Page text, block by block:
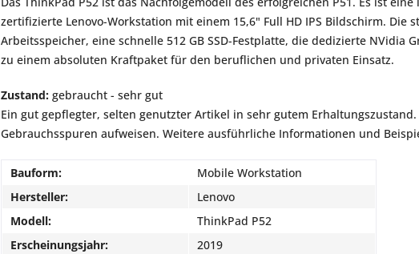
zertifizierte Lenovo-Workstation mit einem 15,6" Full HD IPS Bildschirm. Die
Arbeitsspeicher, eine schnelle 512 GB SSD-Festplatte, die dedizierte NVidia
zu einem absoluten Kraftpaket für den beruflichen und privaten Einsatz.
Zustand: gebraucht - sehr gut
Ein gut gepflegter, selten genutzter Artikel in sehr gutem
Gebrauchsspuren aufweisen. Weitere ausführliche Informationen und
Bauform:
Mobile Workstation
Hersteller:
Lenovo
Modell:
ThinkPad P52
Erscheinungsjahr:
2019